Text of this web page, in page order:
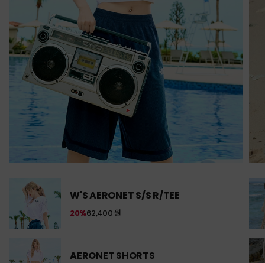
W'S AERONET S/S R/TEE
62,400 원
20%
AERONET SHORTS